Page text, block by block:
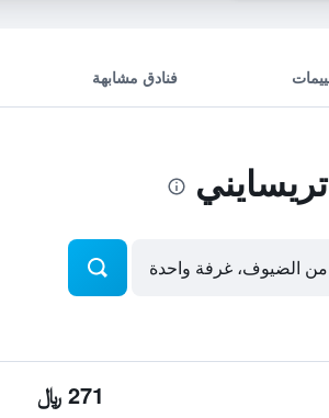
فنادق مشابهة
271 ﷼